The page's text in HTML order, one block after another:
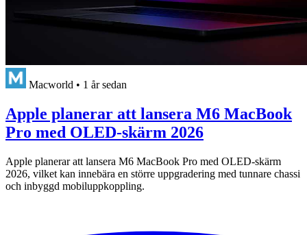
Macworld • 1 år sedan
Apple planerar att lansera M6 MacBook
Pro med OLED-skärm 2026
Apple planerar att lansera M6 MacBook Pro med OLED-skärm
2026, vilket kan innebära en större uppgradering med tunnare chassi
och inbyggd mobiluppkoppling.